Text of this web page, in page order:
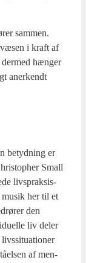
sam­men.
i kraft af
hæn­ger
aner­kendt
betyd­ning er
Small
livsprak­sis­
her til et
den
liv deler
af men­